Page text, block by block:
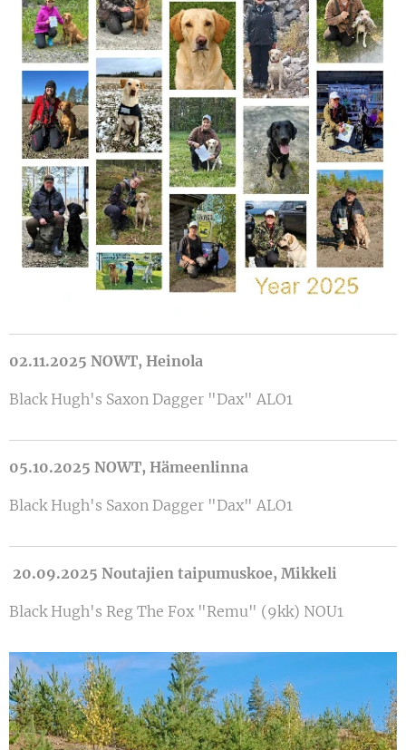
02.11.2025 NOWT, Heinola
Black Hugh's Saxon Dagger "Dax" ALO1
05.10.2025 NOWT, Hämeenlinna
Black Hugh's Saxon Dagger "Dax" ALO1
20.09.2025 Noutajien taipumuskoe, Mikkeli
Black Hugh's Reg The Fox "Remu" (9kk) NOU1